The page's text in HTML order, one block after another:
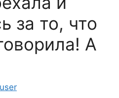
за то, что
А